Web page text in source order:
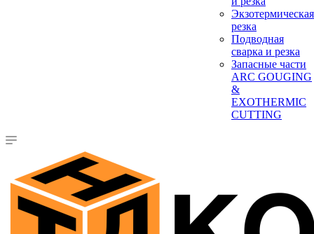
Экзотермическая
резка
Подводная
сварка и резка
Запасные части
ARC GOUGING
&
EXOTHERMIC
CUTTING